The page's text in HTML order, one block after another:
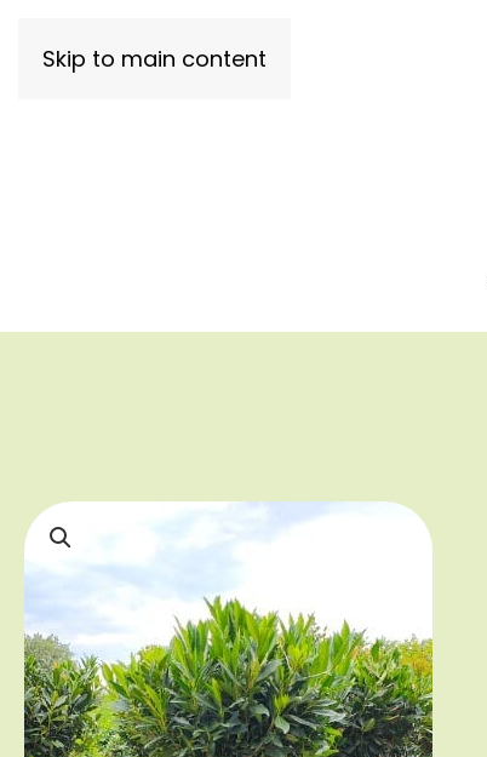
Skip to main content